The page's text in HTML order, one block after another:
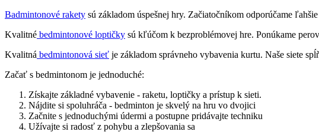
Badmintonové rakety sú základom úspešnej hry. Začiatočníkom odporúčame
Kvalitné bedmintonové loptičky sú kľúčom k bezproblémovej hre. Ponúkame
Kvalitná bedmintonová sieť je základom správneho vybavenia kurtu. Naše siete
Začať s bedmintonom je jednoduché:
Získajte základné vybavenie - raketu, loptičky a prístup k sieti.
Nájdite si spoluhráča - bedminton je skvelý na hru vo dvojici
Začnite s jednoduchými údermi a postupne pridávajte techniku
Užívajte si radosť z pohybu a zlepšovania sa